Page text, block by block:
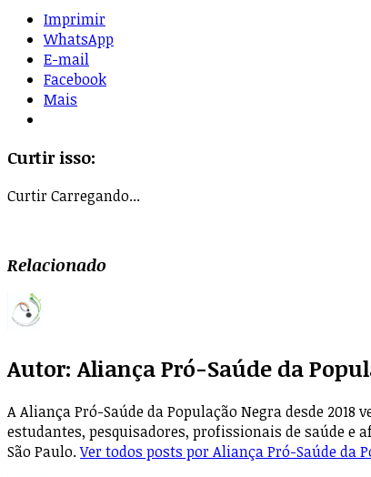
Imprimir
WhatsApp
E-mail
Facebook
Mais
Curtir isso:
CurtirCarregando...
Relacionado
Autor: Aliança Pró-Saúde da
A Aliança Pró-Saúde da População Negra desde
estudantes, pesquisadores, profissionais de saúde e
São Paulo.Ver todos posts por Aliança Pró-Saúde da